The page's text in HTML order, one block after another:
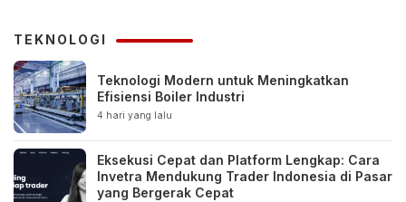
TEKNOLOGI
Teknologi Modern untuk Meningkatkan
Efisiensi Boiler Industri
4 hari yang lalu
Eksekusi Cepat dan Platform Lengkap: Cara
Invetra Mendukung Trader Indonesia di Pasar
yang Bergerak Cepat